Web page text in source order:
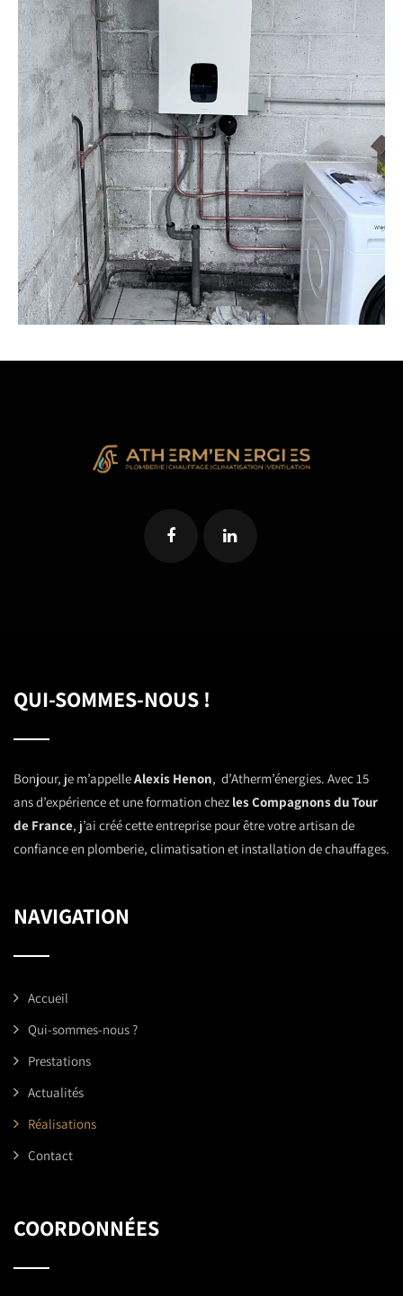
QUI-SOMMES-NOUS !
Bonjour, je m’appelleAlexis Henon, d’Atherm’énergies. Avec 15
ans d’expérience et une formation chez les Compagnons du Tour
de France, j’ai créé cette entreprise pour être votre artisan de
confiance en plomberie, climatisation et installation de chauffages.
NAVIGATION
Accueil
Qui-sommes-nous ?
Prestations
Actualités
Réalisations
Contact
COORDONNÉES